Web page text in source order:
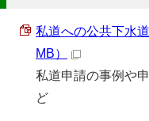
私道への公共下水
MB）
私道申請の事例や
ど